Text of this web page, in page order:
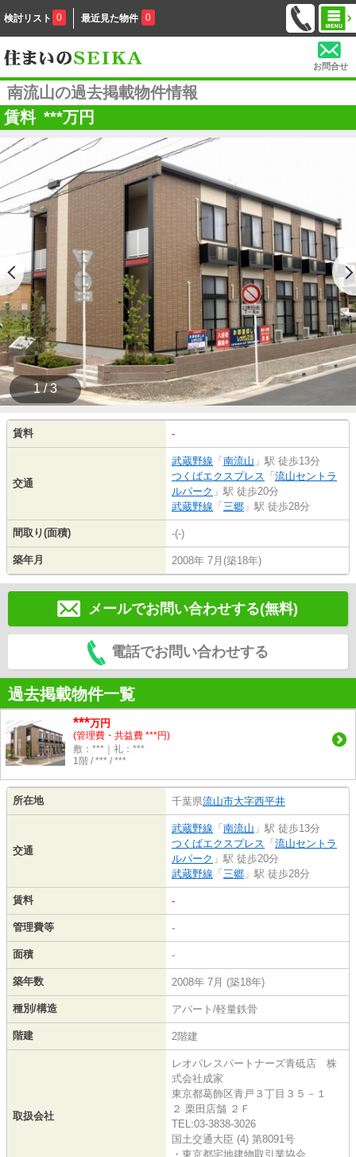
検討リスト 0 最近見た物件 0
お問合せ
南流山の過去掲載物件情報
賃料 ***万円
1 / 3
賃料 -
交通
武蔵野線 「 南流山 」駅 徒歩13分
つくばエクスプレス 「 流山セントラ
ルパーク 」駅 徒歩20分
武蔵野線 「 三郷 」駅 徒歩28分
間取り(面積) -(-)
築年月 2008年 7月(築18年)
メールでお問い合わせする(無料)
電話でお問い合わせする
過去掲載物件一覧
***万円
(管理費・共益費 ***円)
敷：***｜礼：***
1階 / *** / ***
所在地 千葉県流山市大字西平井
交通
武蔵野線 「 南流山 」駅 徒歩13分
つくばエクスプレス 「 流山セントラ
ルパーク 」駅 徒歩20分
武蔵野線 「 三郷 」駅 徒歩28分
賃料 -
管理費等 -
面積 -
築年数 2008年 7月 (築18年)
種別/構造 アパート/軽量鉄骨
階建 2階建
取扱会社
レオパレスパートナーズ青砥店 株
式会社成家
東京都葛飾区青戸３丁目３５－１
２ 栗田店舗 ２Ｆ
TEL:03-3838-3026
国土交通大臣 (4) 第8091号
・東京都宅地建物取引業協会